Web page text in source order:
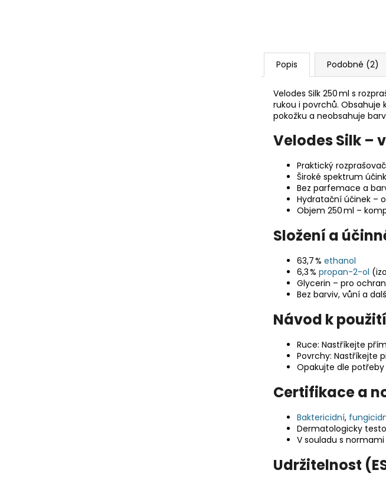
Popis Podobné (2)
Velodes Silk 250 ml s
rukou i povrchů.
pokožku a neobsahuje
Velodes Silk –
Praktický
Široké spektrum
Bez parfemace a
Hydratační účinek –
Objem 250 ml –
Složení a
63,7 % ethanol
6,3 % propan-2-ol
Glycerin – pro
Bez barviv, vůní a
Návod k
Ruce: Nastříkejte
Povrchy: Nastříkejte
Opakujte dle
Certifikace a
Baktericidní,
Dermatologicky
V souladu s
Udržitelnost